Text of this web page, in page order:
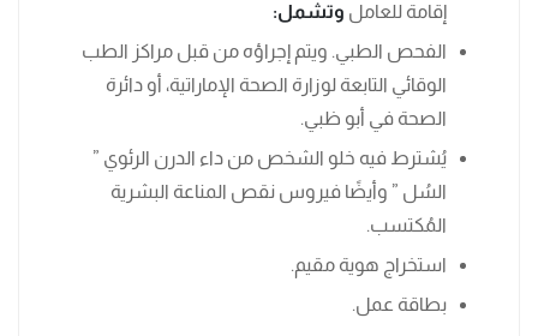
إقامة للعامل وتشمل:
الفحص الطبي. ويتم إجراؤه من قبل مراكز الطب
الوقائي التابعة لوزارة الصحة الإماراتية، أو دائرة
الصحة في أبو ظبي.
يُشترط فيه خلو الشخص من داء الدرن الرئوي ”
السُل ” وأيضًا فيروس نقص المناعة البشرية
المُكتسب.
استخراج هوية مقيم.
بطاقة عمل.